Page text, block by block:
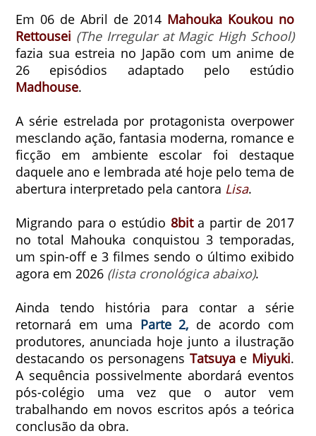
Em 06 de Abril de 2014 Mahouka Koukou no
Rettousei (The Irregular at Magic High School)
fazia sua estreia no Japão com um anime de
26 episódios adaptado pelo estúdio
Madhouse.
A série estrelada por protagonista overpower
mesclando ação, fantasia moderna, romance e
ficção em ambiente escolar foi destaque
daquele ano e lembrada até hoje pelo tema de
abertura interpretado pela cantora Lisa.
Migrando para o estúdio 8bita partir de 2017
no total Mahouka conquistou 3 temporadas,
um spin-off e 3 filmes sendo o último exibido
agora em 2026 (lista cronológica abaixo).
Ainda tendo história para contar a série
retornará em uma Parte 2, de acordo com
produtores, anunciada hoje junto a ilustração
destacando os personagens Tatsuyae Miyuki.
A sequência possivelmente abordará eventos
pós-colégio uma vez que o autor vem
trabalhando em novos escritos após a teórica
conclusão da obra.